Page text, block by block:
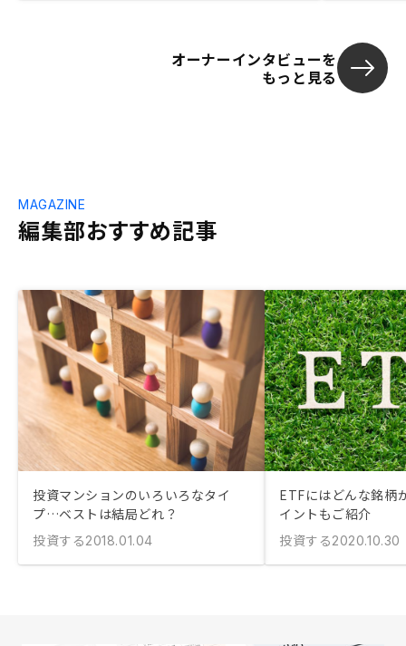
オーナーインタビューを
もっと見る
編集部おすすめ記事
MAGAZINE
投資マンションのいろいろなタイ
プ…ベストは結局どれ？
投資する2018.01.04
ETFにはどんな銘柄
イントもご紹介
投資する2020.10.30